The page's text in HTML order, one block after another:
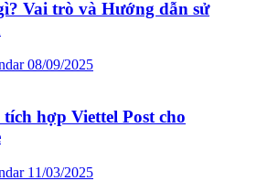
Vai trò và Hướng dẫn sử
08/09/2025
hợp Viettel Post cho
11/03/2025